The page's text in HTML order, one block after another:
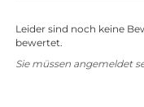
Leider sind noch keine
bewertet.
Sie müssen angemeldet